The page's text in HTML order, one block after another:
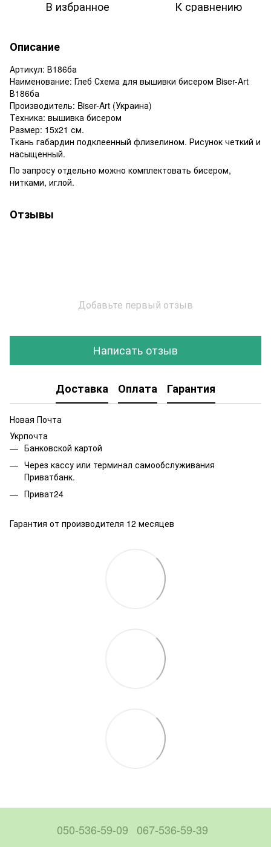
В избранное К сравнению
Описание
Артикул: В186ба
Наименование: Глеб Схема для вышивки бисером Biser-Art
В186ба
Производитель: Biser-Art (Украина)
Техника: вышивка бисером
Размер: 15х21 см.
Ткань габардин подклеенный флизелином. Рисунок четкий и
насыщенный.
По запросу отдельно можно комплектовать бисером,
нитками, иглой.
Отзывы
Добавьте первый отзыв
Написать отзыв
Доставка Оплата Гарантия
Новая Почта
Укрпочта
Банковской картой
Через кассу или терминал самообслуживания
Приватбанк.
Приват24
Гарантия от производителя 12 месяцев
050-536-59-09 067-536-59-39